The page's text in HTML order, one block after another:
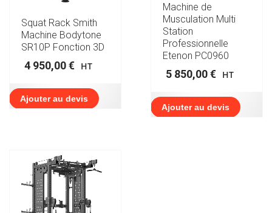
Squat Rack Smith
Machine Bodytone
SR10P Fonction 3D
4 950,00€ HT
Ajouter au devis
Machine de
Musculation Multi
Station
Professionnelle
Etenon PC0960
5 850,00€ HT
Ajouter au devis